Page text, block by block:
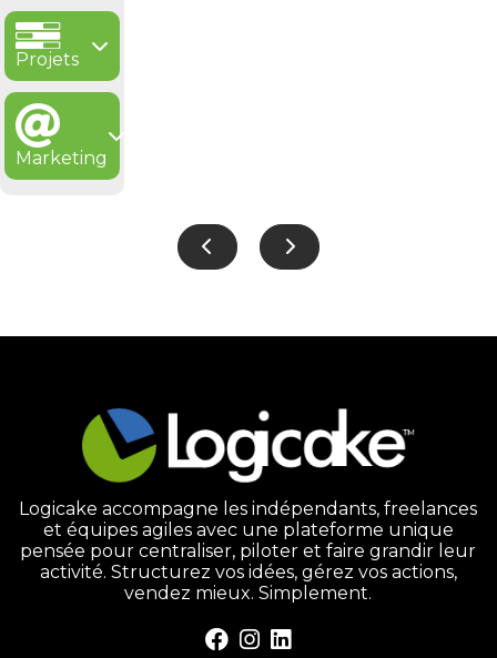
Projets
Marketing
Logicake accompagne les indépendants, freelances
et équipes agiles avec une plateforme unique
pensée pour centraliser, piloter et faire grandir leur
activité. Structurez vos idées, gérez vos actions,
vendez mieux. Simplement.